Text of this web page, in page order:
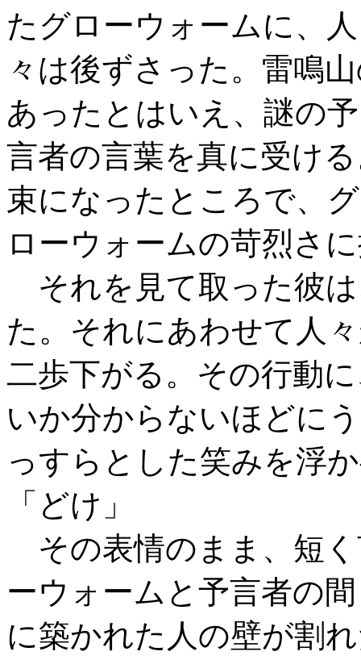
たグローウォームに、人
々は後ずさった。雷鳴
あったとはいえ、謎の予
言者の言葉を真に受け
束になったところで、グ
ローウォームの苛烈さ
それを見て取った彼
た。それにあわせて人
二歩下がる。その行動
いか分からないほどにう
っすらとした笑みを浮
「どけ」
その表情のまま、短
ーウォームと予言者の間
に築かれた人の壁が割